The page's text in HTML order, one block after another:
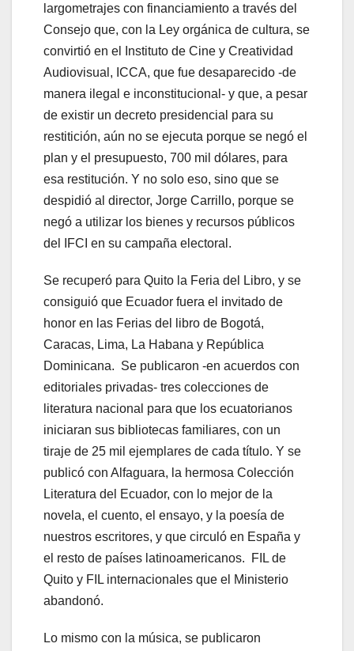
largometrajes con financiamiento a través del
Consejo que, con la Ley orgánica de cultura, se
convirtió en el Instituto de Cine y Creatividad
Audiovisual, ICCA, que fue desaparecido -de
manera ilegal e inconstitucional- y que, a pesar
de existir un decreto presidencial para su
restitición, aún no se ejecuta porque se negó el
plan y el presupuesto, 700 mil dólares, para
esa restitución. Y no solo eso, sino que se
despidió al director, Jorge Carrillo, porque se
negó a utilizar los bienes y recursos públicos
del IFCI en su campaña electoral.
Se recuperó para Quito la Feria del Libro, y se
consiguió que Ecuador fuera el invitado de
honor en las Ferias del libro de Bogotá,
Caracas, Lima, La Habana y República
Dominicana. Se publicaron -en acuerdos con
editoriales privadas- tres colecciones de
literatura nacional para que los ecuatorianos
iniciaran sus bibliotecas familiares, con un
tiraje de 25 mil ejemplares de cada título. Y se
publicó con Alfaguara, la hermosa Colección
Literatura del Ecuador, con lo mejor de la
novela, el cuento, el ensayo, y la poesía de
nuestros escritores, y que circuló en España y
el resto de países latinoamericanos. FIL de
Quito y FIL internacionales que el Ministerio
abandonó.
Lo mismo con la música, se publicaron